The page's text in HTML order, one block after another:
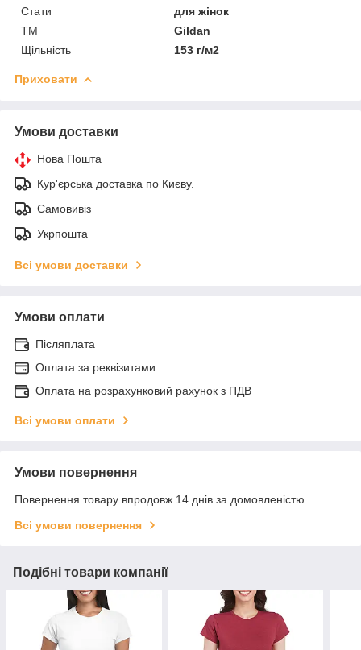
Стати
для жінок
ТМ
Gildan
Щільність
153 г/м2
Приховати
Умови доставки
Нова Пошта
Кур'єрська доставка по Києву.
Самовивіз
Укрпошта
Всі умови доставки
Умови оплати
Післяплата
Оплата за реквізитами
Оплата на розрахунковий рахунок з ПДВ
Всі умови оплати
Умови повернення
Повернення товару впродовж 14 днів за домовленістю
Всі умови повернення
Подібні товари компанії